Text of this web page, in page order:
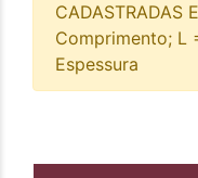
CADASTRADAS
Comprimento; L
Espessura